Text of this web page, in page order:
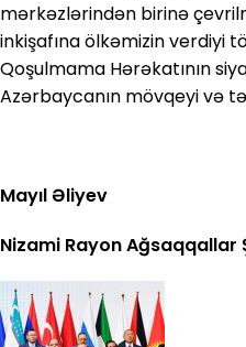
mərkəzlərindən birinə
inkişafına ölkəmizin verdiyi
Qoşulmama Hərəkatının
Azərbaycanın mövqeyi və
Mayıl Əliyev
Nizami Rayon Ağsaqqallar